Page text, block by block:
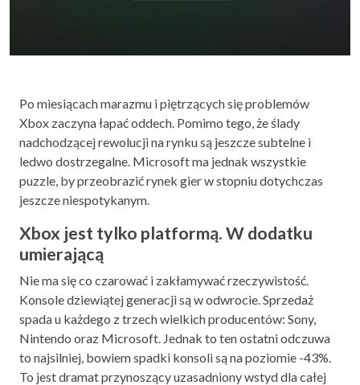
Po miesiącach marazmu i piętrzących się problemów
Xbox zaczyna łapać oddech. Pomimo tego, że ślady
nadchodzącej rewolucji na rynku są jeszcze subtelne i
ledwo dostrzegalne. Microsoft ma jednak wszystkie
puzzle, by przeobrazić rynek gier w stopniu dotychczas
jeszcze niespotykanym.
Xbox jest tylko platformą. W dodatku
umierającą
Nie ma się co czarować i zakłamywać rzeczywistość.
Konsole dziewiątej generacji są w odwrocie. Sprzedaż
spada u każdego z trzech wielkich producentów: Sony,
Nintendo oraz Microsoft. Jednak to ten ostatni odczuwa
to najsilniej, bowiem spadki konsoli są na poziomie -43%.
To jest dramat przynoszący uzasadniony wstyd dla całej